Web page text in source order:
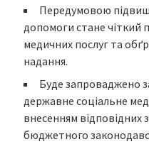
Передумовою
допомоги стане чіткий
медичних послуг та
надання.
Буде запроваджено
державне соціальне
внесенням відповідних
бюджетного